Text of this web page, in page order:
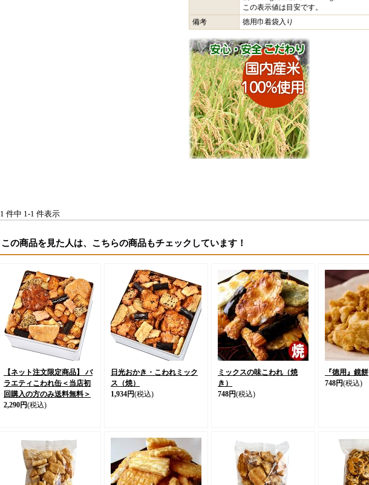
この表示値は目安です。
備考
徳用巾着袋入り
1 件中 1-1 件表示
この商品を見た人は、こちらの商品もチェックしています！
【ネット注文限定商品】 バ
ラエティこわれ缶＜当店初
回購入の方のみ送料無料＞
2,290円(税込)
日光おかき・こわれミック
ス（焼）
1,934円(税込)
ミックスの味こわれ（焼
き）
748円(税込)
『徳用』鏡餅
748円(税込)